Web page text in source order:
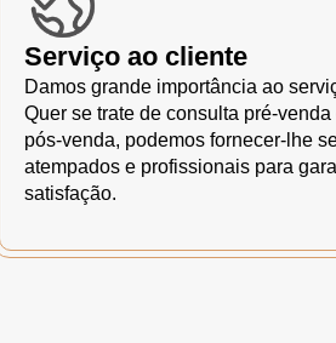
Serviço ao cliente
Damos grande importância ao
Quer se trate de consulta pré-
pós-venda, podemos fornecer-lhe
atempados e profissionais para
satisfação.